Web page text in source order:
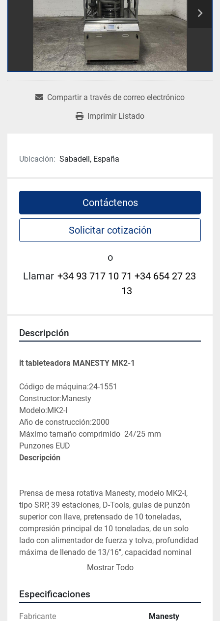
Compartir a través de correo electrónico
Imprimir Listado
Ubicación: Sabadell, España
Contáctenos
Solicitar cotización
o
Llamar +34 93 717 10 71 +34 654 27 23
13
Descripción
it tableteadora MANESTY MK2-1
Código de máquina:24-1551
Constructor:Manesty
Modelo:MK2-I
Año de construcción:2000
Máximo tamaño comprimido  24/25 mm
Punzones EUD
Descripción
Prensa de mesa rotativa Manesty, modelo MK2-I,
tipo SRP, 39 estaciones, D-Tools, guías de punzón
superior con llave, pretensado de 10 toneladas,
compresión principal de 10 toneladas, de un solo
lado con alimentador de fuerza y tolva, profundidad
máxima de llenado de 13/16", capacidad nominal
de hasta 106,560 tabletas/hora
Mostrar Todo
Especificaciones
Fabricante Manesty